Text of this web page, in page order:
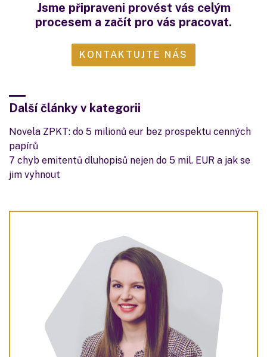
Jsme připraveni provést vás celým
procesem a začít pro vás pracovat.
KONTAKTUJTE NÁS
Další články v kategorii
Novela ZPKT: do 5 milionů eur bez prospektu cenných
papírů
7 chyb emitentů dluhopisů nejen do 5 mil. EUR a jak se
jim vyhnout